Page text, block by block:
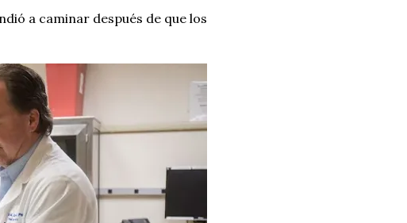
a caminar después de que los